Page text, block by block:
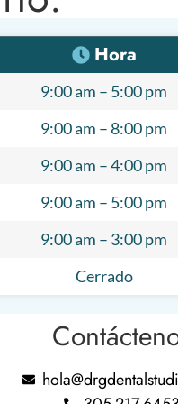
Hora
9:00 am – 5:00 pm
9:00 am – 8:00 pm
9:00 am – 4:00 pm
9:00 am – 5:00 pm
9:00 am – 3:00 pm
Cerrado